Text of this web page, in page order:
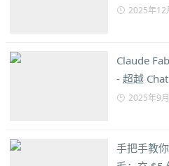
2025年12
Claude
- 超越
2025年9
手把手教